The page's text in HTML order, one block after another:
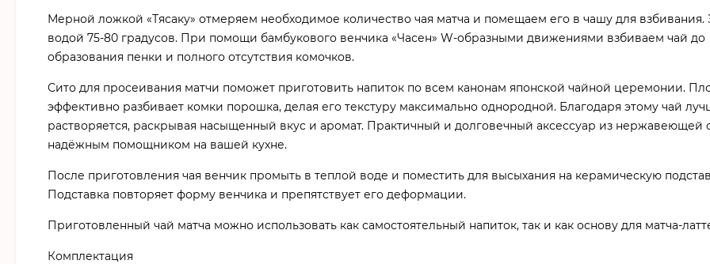
Мерной ложкой «Тясаку» отмеряем необходимое количество чая матча и помещаем его в чашу для взбивания.
водой 75-80 градусов. При помощи бамбукового венчика «Часен» W-образными движениями взбиваем чай до
образования пенки и полного отсутствия комочков.
Сито для просеивания матчи поможет приготовить напиток по всем канонам японской чайной церемонии.
эффективно разбивает комки порошка, делая его текстуру максимально однородной. Благодаря этому чай
растворяется, раскрывая насыщенный вкус и аромат. Практичный и долговечный аксессуар из нержавеющей
надёжным помощником на вашей кухне.
После приготовления чая венчик промыть в теплой воде и поместить для высыхания на керамическую
Подставка повторяет форму венчика и препятствует его деформации.
Приготовленный чай матча можно использовать как самостоятельный напиток, так и как основу для матча-
Комплектация